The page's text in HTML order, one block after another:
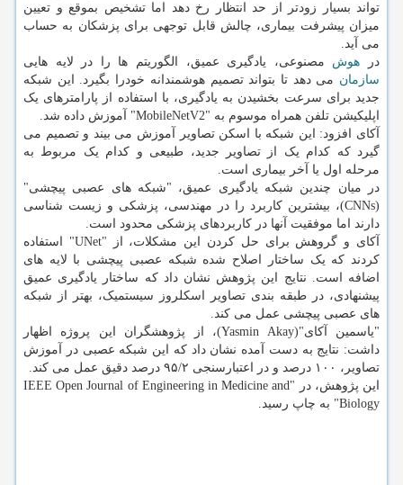
تواند بسیار زودتر از حد انتظار رخ دهد اما تشخیص بموقع و تعیین
میزان پیشرفت بیماری، چالش قابل توجهی برای پزشکان به حساب
می آید.
در هوش مصنوعی، یادگیری عمیق، الگوریتم ها را در لایه هایی
سازمان می دهد تا بتواند تصمیم هوشمندانه خودرا بگیرد. این شبکه
جدید برای سرعت بخشیدن به یادگیری، با استفاده از پارامترهای یک
اپلیکیشن تلفن همراه موسوم به "MobileNetV2" آموزش داده شد.
آکای افزود: این شبکه با اسکن تصاویر آموزش می بیند و تصمیم می
گیرد که کدام یک از تصاویر جدید، طبیعی و کدام یک مربوط به
مرحله اول یا آخر بیماری است.
در میان چندین شبکه یادگیری عمیق، "شبکه های عصبی پیچشی"
(CNNs)، بیشترین کاربرد را در مهندسی، پزشکی و زیست شناسی
دارند اما موفقیت آنها در کاربردهای پزشکی محدود است.
آکای و گروهش برای حل کردن این مشکلات، از "UNet" استفاده
کردند که یک ساختار اصلاح شده شبکه عصبی پیچشی با لایه های
اضافه است. نتایج این پژوهش نشان داد که ساختار یادگیری عمیق
پیشنهادی، در طبقه بندی تصاویر اسکلروز سیستمیک، بهتر از شبکه
های عصبی پیچشی عمل می کند.
"یاسمین آکای"(Yasmin Akay)، از پژوهشگران این پروژه اظهار
داشت: نتایج به دست آمده نشان داد که این شبکه عصبی در آموزش
تصاویر، ۱۰۰ درصد و در اعتبارسنجی ۹۵/۲ درصد دقیق عمل می کند.
این پژوهش، در "IEEE Open Journal of Engineering in Medicine and
Biology" به چاپ رسید.